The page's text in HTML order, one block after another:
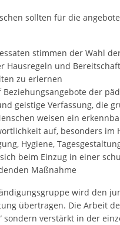
sollten für die
stimmen der Wahl
Hausregeln und
zu erlernen
Beziehungsangebote der
geistige Verfassung, die
weisen ein
auf, besonders im
Hygiene,
beim Einzug in einer
Maßnahme
wird den
übertragen. Die Arbeit
sondern verstärkt in der